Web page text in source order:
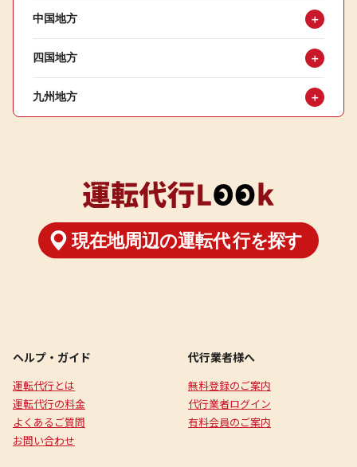
中国地方 ＋
四国地方 ＋
九州地方 ＋
ヘルプ・ガイド
運転代行とは
運転代行の料金
よくあるご質問
お問い合わせ
代行業者様へ
無料登録のご案内
代行業者ログイン
有料会員のご案内